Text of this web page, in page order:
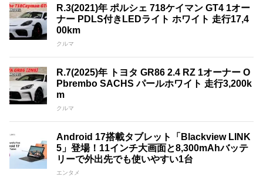
R.3(2021)年 ポルシェ 718ケイマン GT4 1オー
ナー PDLS付きLEDライト ホワイト 走行17,4
00km
クルマ
R.7(2025)年 トヨタ GR86 2.4 RZ 1オーナー O
Pbrembo SACHS パールホワイト 走行3,200k
m
クルマ
Android 17搭載タブレット「Blackview LINK
5」登場！11インチ大画面と8,300mAhバッテ
リーで外出先でも使いやすい1台
エンタメ